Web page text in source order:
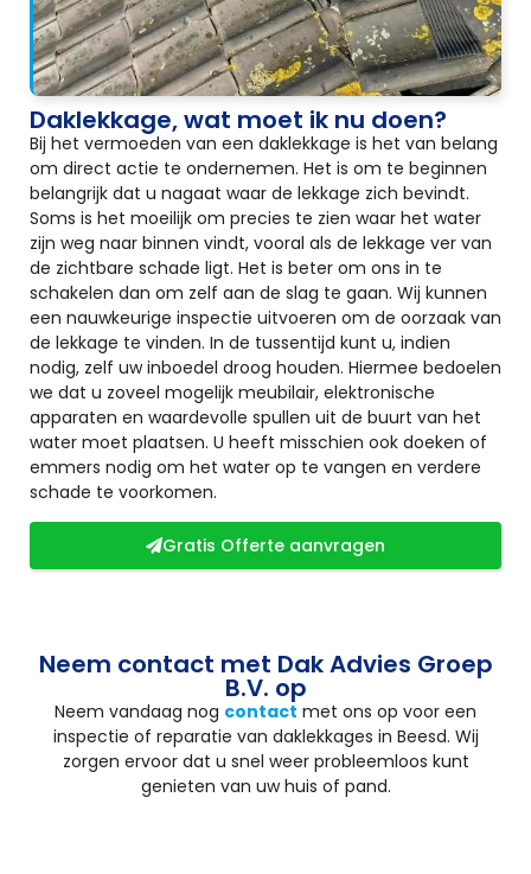
Daklekkage, wat moet ik nu doen?
Bij het vermoeden van een daklekkage is het van belang
om direct actie te ondernemen. Het is om te beginnen
belangrijk dat u nagaat waar de lekkage zich bevindt.
Soms is het moeilijk om precies te zien waar het water
zijn weg naar binnen vindt, vooral als de lekkage ver van
de zichtbare schade ligt. Het is beter om ons in te
schakelen dan om zelf aan de slag te gaan. Wij kunnen
een nauwkeurige inspectie uitvoeren om de oorzaak van
de lekkage te vinden. In de tussentijd kunt u, indien
nodig, zelf uw inboedel droog houden. Hiermee bedoelen
we dat u zoveel mogelijk meubilair, elektronische
apparaten en waardevolle spullen uit de buurt van het
water moet plaatsen. U heeft misschien ook doeken of
emmers nodig om het water op te vangen en verdere
schade te voorkomen.
Gratis Offerte aanvragen
Neem contact met Dak Advies Groep
B.V. op
Neem vandaag nog contact met ons op voor een
inspectie of reparatie van daklekkages in Beesd. Wij
zorgen ervoor dat u snel weer probleemloos kunt
genieten van uw huis of pand.